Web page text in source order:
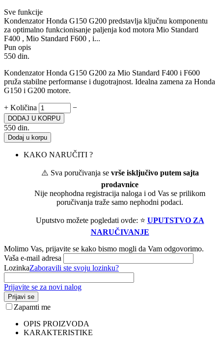
Sve funkcije
Kondenzator Honda G150 G200 predstavlja ključnu komponentu
za optimalno funkcionisanje paljenja kod motora Mio Standard
F400 , Mio Standard F600 , i...
Pun opis
550 din.
Kondenzator Honda G150 G200 za Mio Standard F400 i F600
pruža stabilne performanse i dugotrajnost. Idealna zamena za Honda
G150 i G200 motore.
+ Količina −
DODAJ U KORPU
550 din.
Dodaj u korpu
KAKO NARUČITI ?
⚠️ Sva poručivanja se vrše isključivo putem sajta
prodavnice
Nije neophodna registracija naloga i od Vas se prilikom
poručivanja traže samo nephodni podaci.
Uputstvo možete pogledati ovde: ⭐ UPUTSTVO ZA
NARUČIVANJE
Molimo Vas, prijavite se kako bismo mogli da Vam odgovorimo.
Vaša e-mail adresa
LozinkaZaboravili ste svoju lozinku?
Prijavite se za novi nalog
Prijavi se
Zapamti me
OPIS PROIZVODA
KARAKTERISTIKE